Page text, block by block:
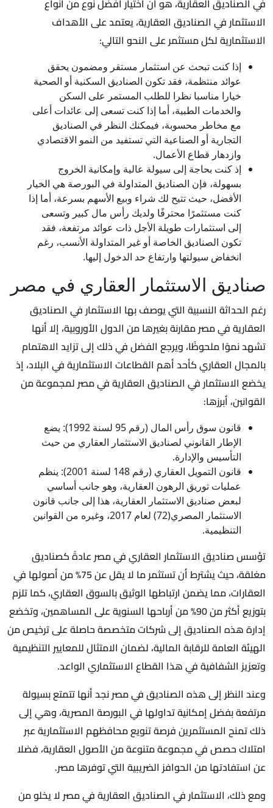
الاستثمار في الصناديق العقارية، يعتمد على الأهداف
الاستثمارية لكل مستثمر على النحو التالي:
إذا كنت تبحث عن استثمار مستقر ومضمون يحقق
عوائد منتظمة، فقد تكون الصناديق السكنية أو الصحية
خيارا مناسبا نظرا للطلب المستمر على السكن
والخدمات الطبية، أما إذا كنت تسعى إلى عائدات أعلى
مع مخاطر محسوبة، فيمكنك النظر في الصناديق
التجارية أو الصناعية التي تستفيد من النمو الاقتصادي
وازدهار قطاع الأعمال.
إذ كنت بحاجة إلى سيولة عالية وإمكانية الخروج
بسهولة، فإن الصناديق المتداولة في البورصة هي الخيار
الأفضل، حيث تتيح لك شراء وبيع الأسهم بسرعة، أما إذا
كنت مستثمرًا محترفًا ولديك رأس مال كبير وتسعى
إلى استثمارات طويلة الأجل ذات عوائد مرتفعة، فقد
تكون الصناديق الخاصة أو غير المتداولة الأنسب، رغم
انخفاض سيولتها وارتفاع حد الدخول إليها.
صناديق الاستثمار العقاري في مصر
رغم الحداثة النسبية التي يوصف بها الاستثمار في الصناديق
العقارية في مصر مقارنة بغيرها من الدول الأوروبية، إلا أنها
تشهد نموًا ملحوظًا، ويرجع الفضل في ذلك إلى تزايد الاهتمام
بالمجال العقاري كأحد أهم القطاعات الاستثمارية في البلاد، إذ
يخضع الاستثمار في الصناديق العقارية في مصر لمجموعة من
القوانين، أبرزها:
قانون سوق رأس المال (رقم 95 لسنة 1992): يضع
الإطار القانوني لصناديق الاستثمار العقاري من حيث
التأسيس والإدارة.
قانون التمويل العقاري (رقم 148 لسنة 2001): ينظم
عمليات توريق الرهون العقارية، وهو جانب أساسي
لبعض صناديق الاستثمار العقارية، هذا إلى جانب قانون
الاستثمار المصري(72) لعام 2017، وغيره من القوانين
التنظيمية.
تؤسس صناديق الاستثمار العقاري في مصر عادةً كصناديق
مغلقة، حيث يشترط أن تستثمر ما لا يقل عن 75% من أصولها في
العقارات، مما يضمن ارتباطها الوثيق بالسوق العقاري، كما تلزم
بتوزيع أكثر من 90% من أرباحها السنوية على المساهمين، وتخضع
إدارة هذه الصناديق إلى شركات متخصصة حاصلة على ترخيص من
الهيئة العامة للرقابة المالية، لضمان الامتثال للمعايير التنظيمية
وتعزيز الشفافية في هذا القطاع الاستثماري الواعد.
وعند النظر إلى هذه الصناديق في مصر نجد أنها تتمتع بسيولة
مرتفعة بفضل إمكانية تداولها في البورصة المصرية، وهي إلى
ذلك تمنح المستثمرين فرصة تنويع محافظهم الاستثمارية عبر
امتلاك حصص في مجموعة متنوعة من الأصول العقارية، فضلا
عن استفادتها من الحوافز الضريبية التي توفرها مصر.
ومع ذلك، الاستثمار في الصناديق العقارية في مصر لا يخلو من